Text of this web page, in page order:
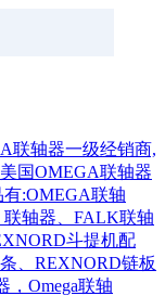
联轴器一级经销商,
国OMEGA联轴器
:OMEGA联轴
轴器、FALK联轴
斗提机配
、REXNORD链板
Omega联轴